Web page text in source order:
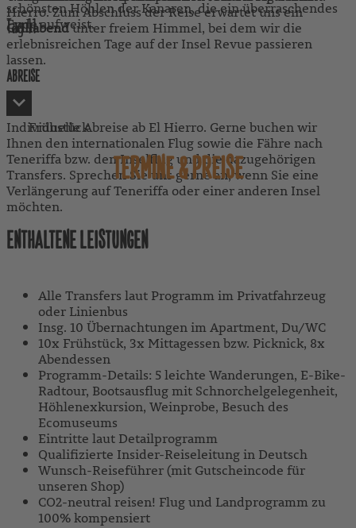
schönsten Höhlen der Kanaren, die ein überraschendes
Ende aufweist.
Hierro. Zum Abschluss der Reise erwartet uns ein
Grillabendunter freiem Himmel, bei dem wir die
erlebnisreichen Tage auf der Insel Revue passieren
lassen.
Tag11
ABREISE
Individuelle Abreise ab El Hierro. Gerne buchen wir
Ihnen den internationalen Flug sowie die Fähre nach
Teneriffa bzw. den Inselflug und die dazugehörigen
Transfers. Sprechen Sie uns gerne an, wenn Sie eine
Verlängerung auf Teneriffa oder einer anderen Insel
möchten.
Frühstück
TERMINE & PREISE
ENTHALTENE LEISTUNGEN
Alle Transfers laut Programm im Privatfahrzeug
oder Linienbus
Insg. 10 Übernachtungen im Apartment, Du/WC
10x Frühstück, 3x Mittagessen bzw. Picknick, 8x
Abendessen
Programm-Details: 5 leichte Wanderungen, E-Bike-
Radtour, Bootsausflug mit Schnorchelgelegenheit,
Höhlenexkursion, Weinprobe, Besuch des
Ecomuseums
Eintritte laut Detailprogramm
Qualifizierte Insider-Reiseleitung in Deutsch
Wunsch-Reiseführer (mit Gutscheincode für
unseren Shop)
CO2-neutral reisen! Flug und Landprogramm zu
100% kompensiert